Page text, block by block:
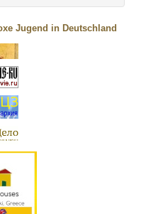
Jugend in Deutschland